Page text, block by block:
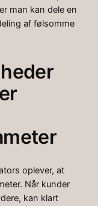
man kan dele en
af følsomme
oplever, at
Når kunder
kan klart